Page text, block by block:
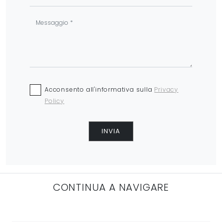
Acconsento all'informativa sulla Privacy
Policy
INVIA
CONTINUA A NAVIGARE